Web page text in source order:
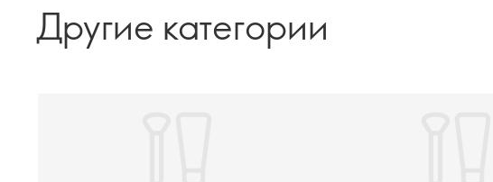
Другие категории